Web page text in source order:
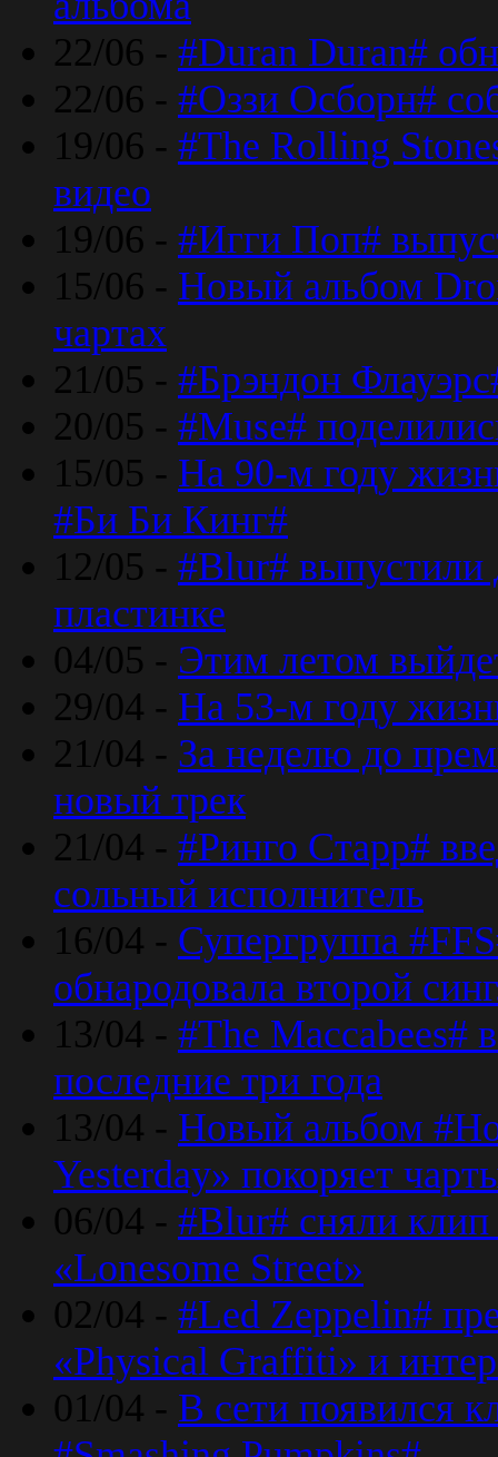
22/06 - #Duran Duran#
22/06 - #Оззи Осборн#
19/06 - #The Rolling
видео
19/06 - #Игги Поп#
15/06 - Новый альбом
чартах
21/05 - #Брэндон
20/05 - #Muse#
15/05 - На 90-м году
#Би Би Кинг#
12/05 - #Blur# выпустили
пластинке
04/05 - Этим летом
29/04 - На 53-м году
21/04 - За неделю до
новый трек
21/04 - #Ринго Старр#
сольный исполнитель
16/04 - Супергруппа
обнародовала второй
13/04 - #The Maccabees#
последние три года
13/04 - Новый альбом
Yesterday» покоряет
06/04 - #Blur# сняли клип
«Lonesome Street»
02/04 - #Led Zeppelin#
«Physical Graffiti» и
01/04 - В сети появился